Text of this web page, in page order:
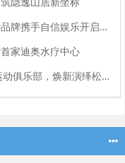
灵感碰撞，奢华新篇：万豪国际集团奢华品牌携手自信娱乐开启大中华区品牌合作
家迪奥水疗中心
松巴岛NIHI度假村倾情呈献马术与球类运动俱乐部，焕新演绎松巴岛马术传承